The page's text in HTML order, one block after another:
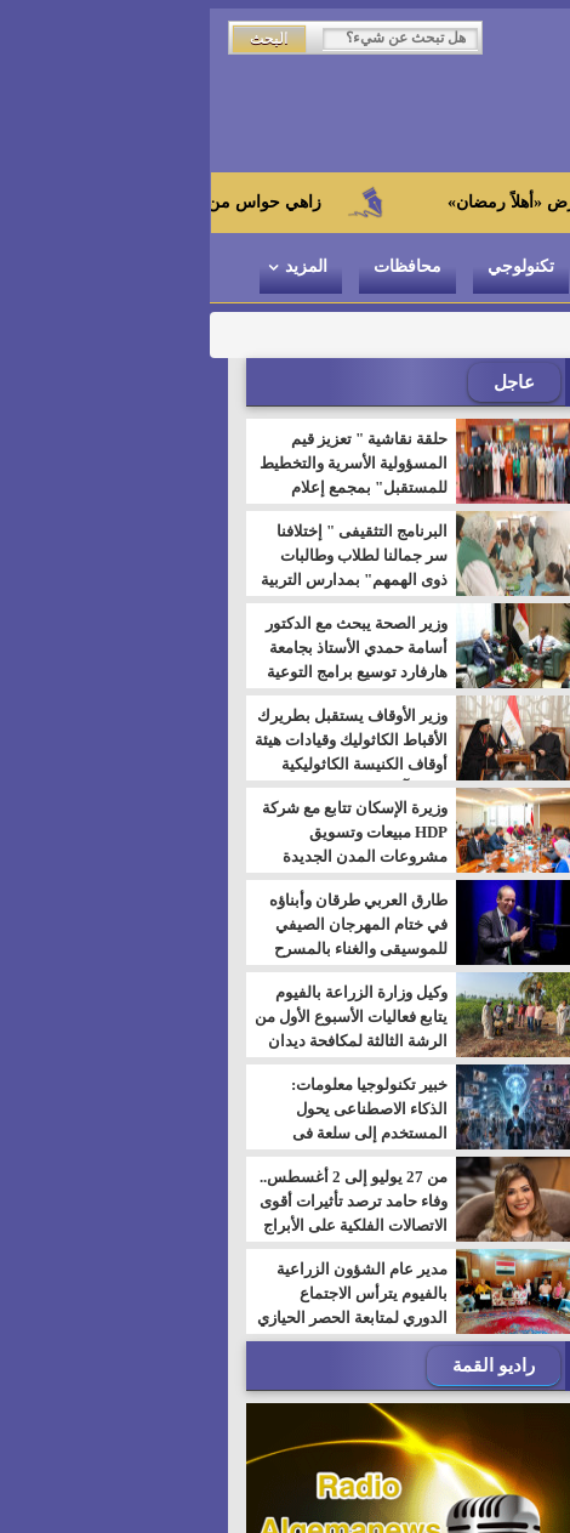
زاهي حواس من الجامعة اليابانية : "توت عنخ آمون" هو بطل
تكنولوجي محافظات المزيد
عاجل
حلقة نقاشية " تعزيز قيم
المسؤولية الأسرية والتخطيط
للمستقبل" بمجمع إعلام
السويس
البرنامج التثقيفى " إختلافنا
سر جمالنا لطلاب وطالبات
ذوى الهمهم" بمدارس التربية
الخاصة بالسويس
وزير الصحة يبحث مع الدكتور
أسامة حمدي الأستاذ بجامعة
هارفارد توسيع برامج التوعية
بمرض السكري
وزير الأوقاف يستقبل بطريرك
الأقباط الكاثوليك وقيادات هيئة
أوقاف الكنيسة الكاثوليكية
لبحث آفاق التعاون المشترك
وزيرة الإسكان تتابع مع شركة
HDP مبيعات وتسويق
مشروعات المدن الجديدة
طارق العربي طرقان وأبناؤه
في ختام المهرجان الصيفي
للموسيقى والغناء بالمسرح
المكشوف
وكيل وزارة الزراعة بالفيوم
يتابع فعاليات الأسبوع الأول من
الرشة الثالثة لمكافحة ديدان
اللوز للقطن
خبير تكنولوجيا معلومات:
الذكاء الاصطناعى يحول
المستخدم إلى سلعة فى
اقتصاد الانتباه
من 27 يوليو إلى 2 أغسطس..
وفاء حامد ترصد تأثيرات أقوى
الاتصالات الفلكية على الأبراج
مدير عام الشؤون الزراعية
بالفيوم يترأس الاجتماع
الدوري لمتابعة الحصر الحيازي
الجديدة
راديو القمة